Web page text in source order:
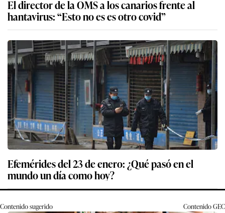
El director de la OMS a los canarios frente al
hantavirus: “Esto no es es otro covid”
Efemérides del 23 de enero: ¿Qué pasó en el
mundo un día como hoy?
Contenido sugerido ContenidoGEC